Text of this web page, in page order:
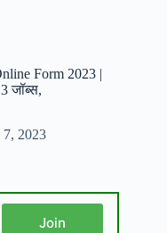
Form 2023 |
जॉब्स,
2023
Join